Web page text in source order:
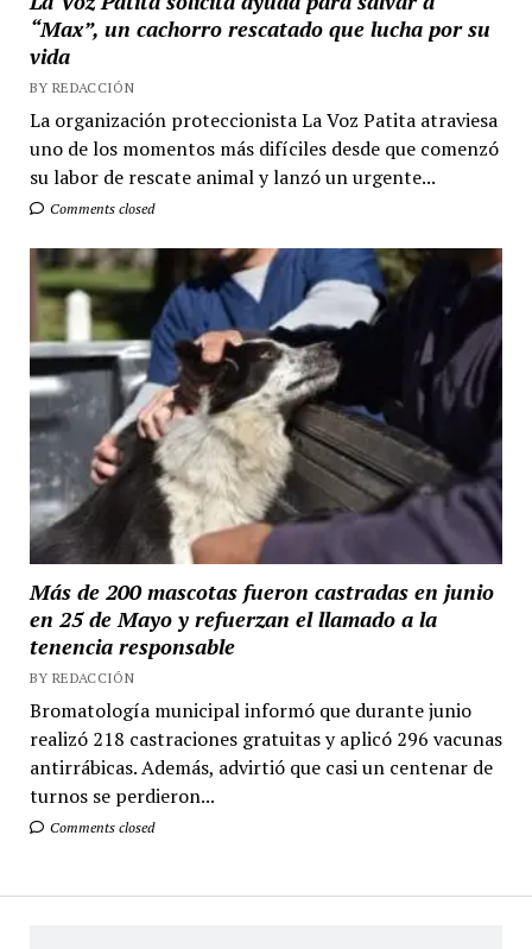
“Max”, un cachorro rescatado que lucha por su
vida
BY REDACCIÓN
La organización proteccionista La Voz Patita atraviesa
uno de los momentos más difíciles desde que comenzó
su labor de rescate animal y lanzó un urgente...
Comments closed
Más de 200 mascotas fueron castradas en junio
en 25 de Mayo y refuerzan el llamado a la
tenencia responsable
BY REDACCIÓN
Bromatología municipal informó que durante junio
realizó 218 castraciones gratuitas y aplicó 296 vacunas
antirrábicas. Además, advirtió que casi un centenar de
turnos se perdieron...
Comments closed